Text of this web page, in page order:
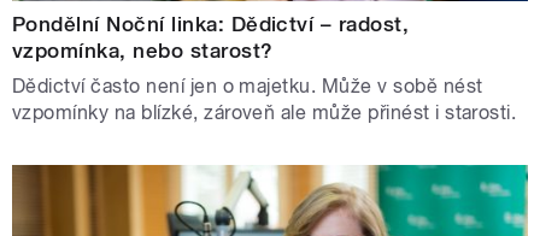
Pondělní Noční linka: Dědictví – radost,
vzpomínka, nebo starost?
Dědictví často není jen o majetku. Může v sobě nést
vzpomínky na blízké, zároveň ale může přinést i starosti.